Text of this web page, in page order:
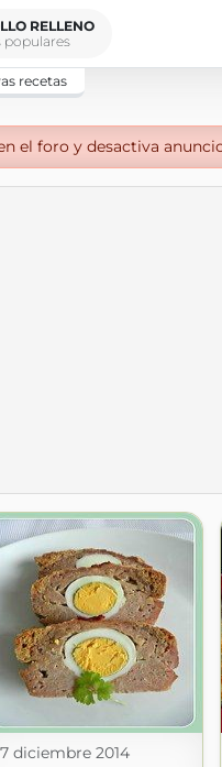
RELLENO
populares
recetas
el foro y desactiva
7 diciembre 2014